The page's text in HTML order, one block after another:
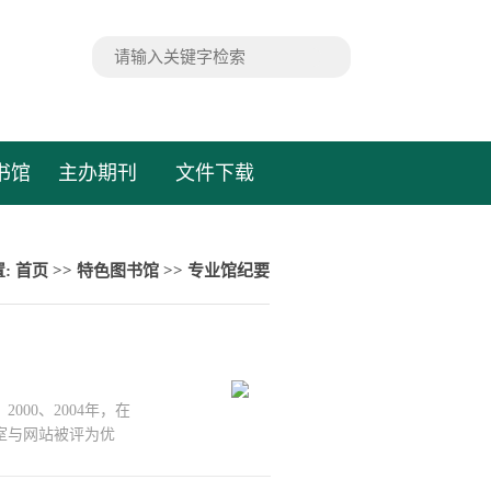
馆 主办期刊 文件下载
:首页 >>特色图书馆 >>专业馆纪要
、2004年，在
与网站被评为优